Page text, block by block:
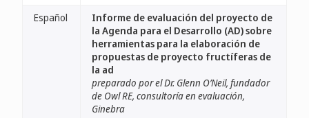
Español
Informe de evaluación del proyecto de
la Agenda para el Desarrollo (AD) sobre
herramientas para la elaboración de
propuestas de proyecto fructíferas de
la ad
preparado por el Dr. Glenn O’Neil, fundador
de Owl RE, consultoría en evaluación,
Ginebra